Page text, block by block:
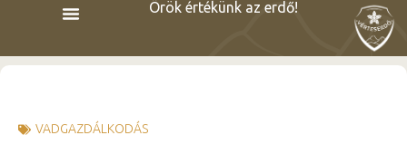
Örök értékünk az erdő!
VADGAZDÁLKODÁS